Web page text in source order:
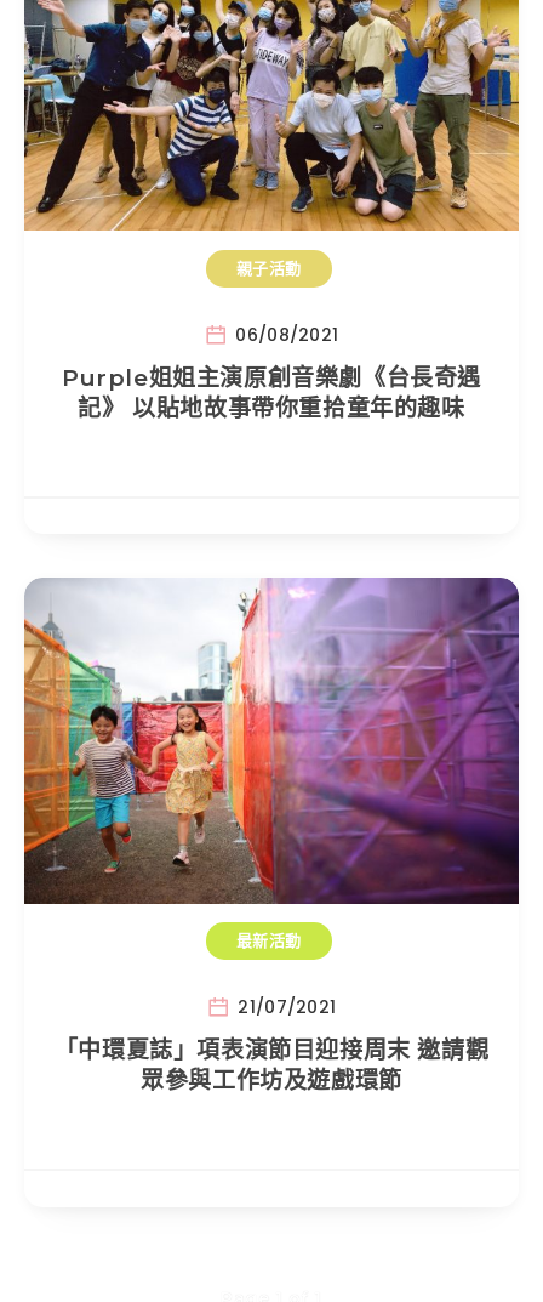
親子活動
06/08/2021
Purple姐姐主演原創音樂劇《台長奇遇
記》 以貼地故事帶你重拾童年的趣味
最新活動
21/07/2021
「中環夏誌」項表演節目迎接周末 邀請觀
眾參與工作坊及遊戲環節